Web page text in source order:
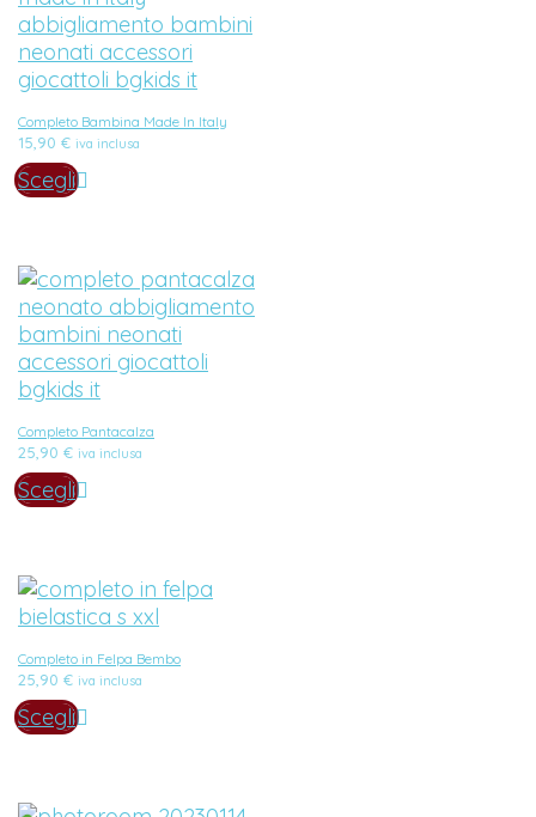
Completo Bambina Made In Italy
15,90 € iva inclusa
Scegli
Completo Pantacalza
25,90 € iva inclusa
Scegli
Completo in Felpa Bembo
25,90 € iva inclusa
Scegli